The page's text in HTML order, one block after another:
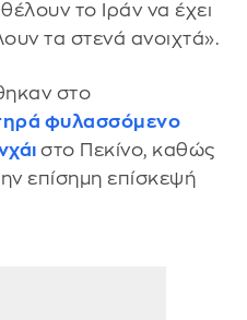
το Ιράν να έχει
τα στενά ανοιχτά».
στο
φυλασσόμενο
στο Πεκίνο, καθώς
επίσημη επίσκεψή